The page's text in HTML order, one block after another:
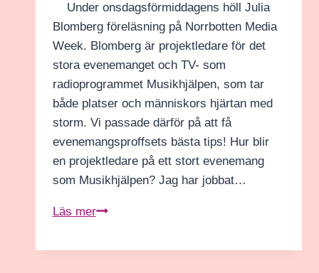
Under onsdagsförmiddagens höll Julia
Blomberg föreläsning på Norrbotten Media
Week. Blomberg är projektledare för det
stora evenemanget och TV- som
radioprogrammet Musikhjälpen, som tar
både platser och människors hjärtan med
storm. Vi passade därför på att få
evenemangsproffsets bästa tips! Hur blir
en projektledare på ett stort evenemang
som Musikhjälpen? Jag har jobbat…
Läs merTre
med